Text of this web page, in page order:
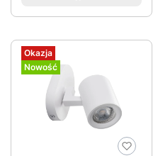
Okazja
Nowość